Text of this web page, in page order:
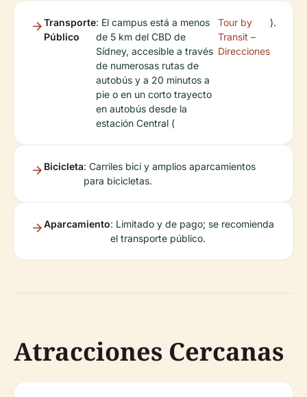
Transporte
Público
: El campus está a menos
de 5 km del CBD de
Sídney, accesible a través
de numerosas rutas de
autobús y a 20 minutos a
pie o en un corto trayecto
en autobús desde la
estación Central (
Tour by
Transit –
Direcciones
).
Bicicleta: Carriles bici y amplios aparcamientos
para bicicletas.
Aparcamiento: Limitado y de pago; se recomienda
el transporte público.
Atracciones Cercanas